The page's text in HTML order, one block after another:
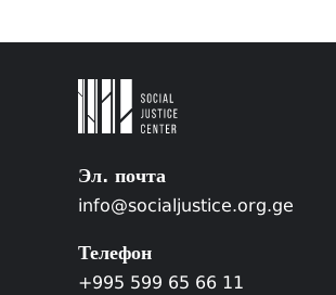
Эл. почта
info@socialjustice.org.ge
Телефон
+995 599 65 66 11